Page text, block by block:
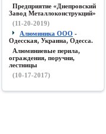
Предприятие «Днепровский
Завод Металлоконструкций»
(11-20-2019)
Алюминика ООО -
Одесская, Украина, Одесса.
Алюминиевые перила,
ограждения, поручни,
лестницы
(10-17-2017)